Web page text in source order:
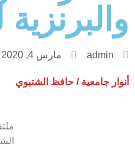
admin مارس 4, 2020
أنوار جامعية / حافظ الشتيوي